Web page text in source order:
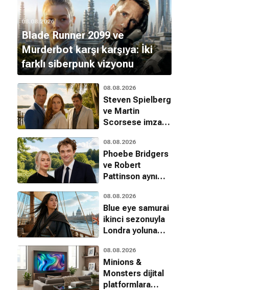
08.08.2026
Blade Runner 2099 ve
Murderbot karşı karşıya: İki
farklı siberpunk vizyonu
08.08.2026
Steven Spielberg
ve Martin
Scorsese imzalı
Apple TV
platformunda
08.08.2026
Phoebe Bridgers
ve Robert
Pattinson aynı
buluşuyor
08.08.2026
Blue eye samurai
ikinci sezonuyla
Londra yoluna
08.08.2026
Minions &
Monsters dijital
platformlara